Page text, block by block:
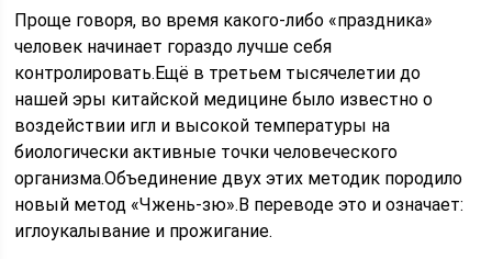
Проще говоря, во время какого-либо «праздника»
человек начинает гораздо лучше себя
контролировать.Ещё в третьем тысячелетии до
нашей эры китайской медицине было известно о
воздействии игл и высокой температуры на
биологически активные точки человеческого
организма.Объединение двух этих методик породило
новый метод «Чжень-зю».В переводе это и означает:
иглоукалывание и прожигание.